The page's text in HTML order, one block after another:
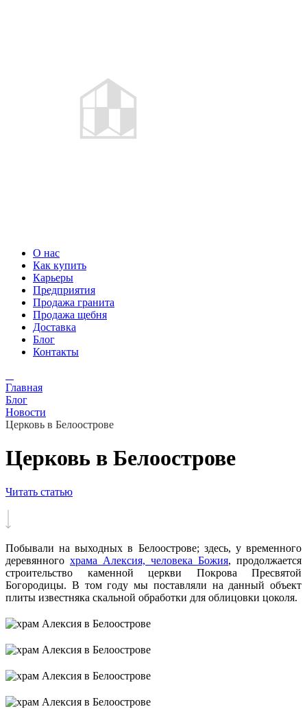
О нас
Как купить
Карьеры
Предприятия
Продажа гранита
Продажа щебня
Доставка
Блог
Контакты
Главная
Блог
Новости
Церковь в Белоострове
Церковь в Белоострове
Читать статью
Побывали на выходных в Белоострове; здесь, у временного
деревянного храма Алексия, человека Божия, продолжается
строительство каменной церкви Покрова Пресвятой
Богородицы. В том году мы поставляли на данный объект
плиты известняка скальной обработки для облицовки цоколя.